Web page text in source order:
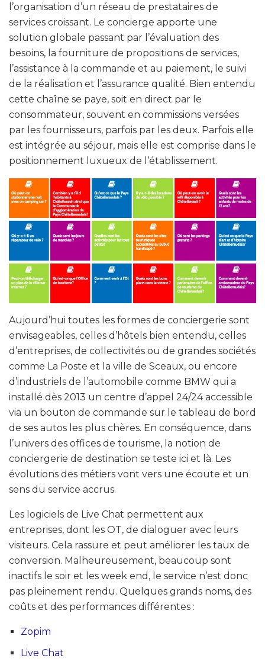
l’organisation d’un réseau de prestataires de
services croissant. Le concierge apporte une
solution globale passant par l’évaluation des
besoins, la fourniture de propositions de services,
l’assistance à la commande et au paiement, le suivi
de la réalisation et l’assurance qualité. Bien entendu
cette chaîne se paye, soit en direct par le
consommateur, souvent en commissions versées
par les fournisseurs, parfois par les deux. Parfois elle
est intégrée au séjour, mais elle est comprise dans le
positionnement luxueux de l’établissement.
Aujourd’hui toutes les formes de conciergerie sont
envisageables, celles d’hôtels bien entendu, celles
d’entreprises, de collectivités ou de grandes sociétés
comme La Poste et la ville de Sceaux, ou encore
d’industriels de l’automobile comme BMW qui a
installé dès 2013 un centre d’appel 24/24 accessible
via un bouton de commande sur le tableau de bord
de ses autos les plus chères. En conséquence, dans
l’univers des offices de tourisme, la notion de
conciergerie de destination se teste ici et là. Les
évolutions des métiers vont vers une écoute et un
sens du service accrus.
Les logiciels de Live Chat permettent aux
entreprises, dont les OT, de dialoguer avec leurs
visiteurs. Cela rassure et peut améliorer les taux de
conversion. Malheureusement, beaucoup sont
inactifs le soir et les week end, le service n’est donc
pas pleinement rendu. Quelques grands noms, des
coûts et des performances différentes :
Zopim
Live Chat